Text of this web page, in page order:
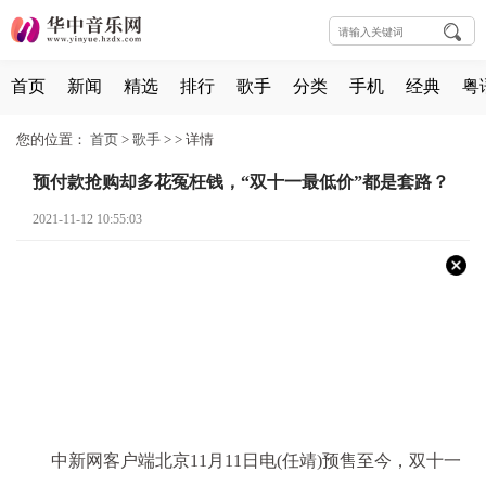
首页 新闻 精选 排行 歌手 分类 手机 经典 粤
您的位置： 首页 > 歌手 > > 详情
预付款抢购却多花冤枉钱，“双十一最低价”都是套路？
2021-11-12 10:55:03
中新网客户端北京11月11日电(任靖)预售至今，双十一